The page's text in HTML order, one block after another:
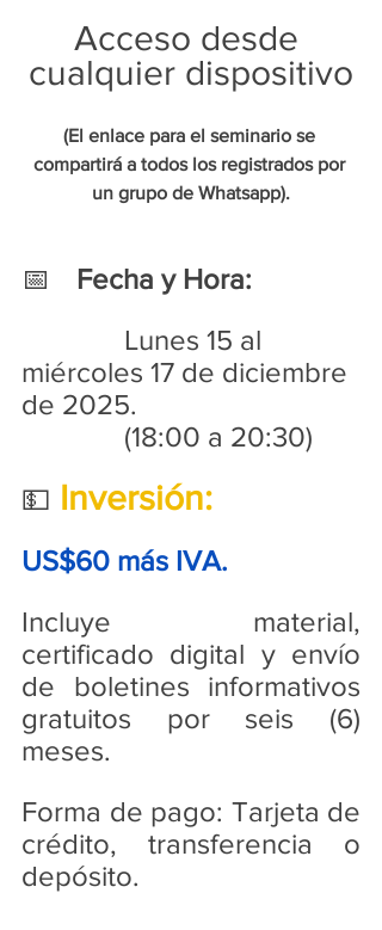
Acceso desde
cualquier dispositivo
(El enlace para el seminario se
compartirá a todos los registrados por
un grupo de Whatsapp).
📅
Fecha y Hora:
miércoles 17 de diciembre
de 2025.
		 (18:00 a 20:30)
💵
Inversión:
US$60 más IVA.
Incluye material,
certificado digital y envío
de boletines informativos
gratuitos por seis (6)
meses.
Forma de pago: Tarjeta de
crédito, transferencia o
depósito.